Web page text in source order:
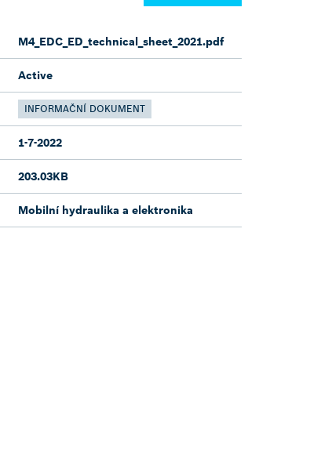
M4_EDC_ED_technical_sheet_2021.pdf
Active
INFORMAČNÍ DOKUMENT
1-7-2022
203.03KB
Mobilní hydraulika a elektronika